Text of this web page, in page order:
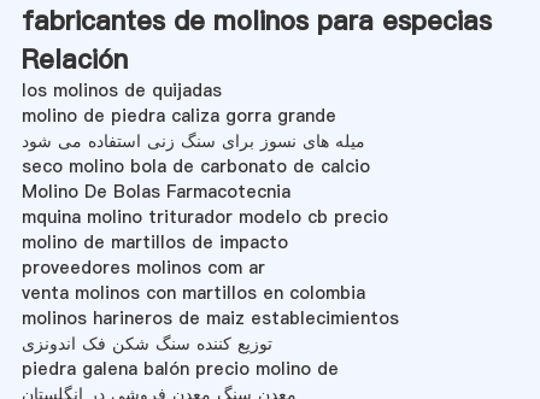
fabricantes de molinos para especias
Relación
los molinos de quijadas
molino de piedra caliza gorra grande
میله های نسوز برای سنگ زنی استفاده می شود
seco molino bola de carbonato de calcio
Molino De Bolas Farmacotecnia
mquina molino triturador modelo cb precio
molino de martillos de impacto
proveedores molinos com ar
venta molinos con martillos en colombia
molinos harineros de maiz establecimientos
توزیع کننده سنگ شکن فک اندونزی
piedra galena balón precio molino de
معدن سنگ معدن فروشی در انگلستان